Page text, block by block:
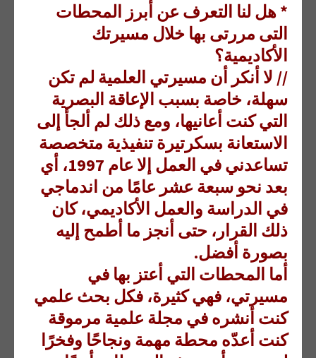
* هل لنا التعرف عن أبرز المحطات
التى مررتى بها خلال مسيرتك
الأكاديمية؟
// لا أنكر أن مسيرتي العلمية لم تكن
سهلة، خاصة بسبب الإعاقة البصرية
التي كنت أعانيها، ومع ذلك لم ألجأ إلى
الاستعانة بسكرتيرة تنفيذية متخصصة
تساعدني في العمل إلا عام 1997، أي
بعد نحو سبعة عشر عامًا من اندماجي
في الدراسة والعمل الأكاديمي، كان
ذلك القرار، حتى أنجز ما أطمح إليه
بصورة أفضل.
أما المحطات التي أعتز بها في
مسيرتي، فهي كثيرة، فكل بحث علمي
كنت أنشره في مجلة علمية مرموقة
كنت أعدّه محطة مهمة ونجاحًا وفخرًا